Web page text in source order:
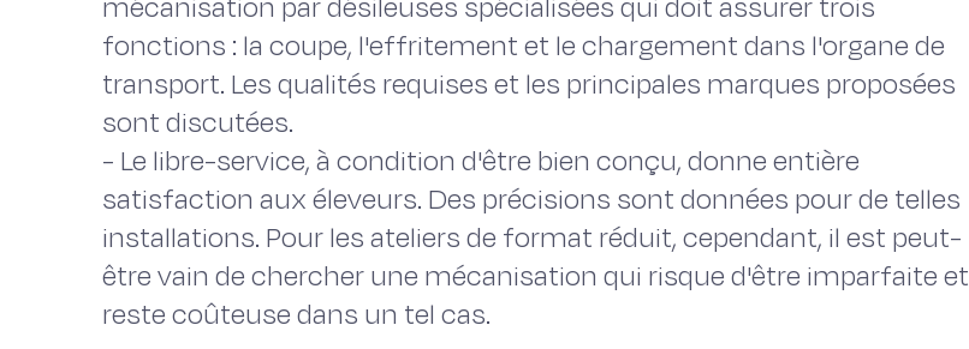
fonctions : la coupe, l'effritement et le chargement dans l'organe de
transport. Les qualités requises et les principales marques proposées
sont discutées.
- Le libre-service, à condition d'être bien conçu, donne entière
satisfaction aux éleveurs. Des précisions sont données pour de telles
installations. Pour les ateliers de format réduit, cependant, il est peut-
être vain de chercher une mécanisation qui risque d'être imparfaite et
reste coûteuse dans un tel cas.